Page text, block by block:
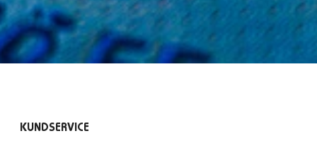
KUNDSERVICE